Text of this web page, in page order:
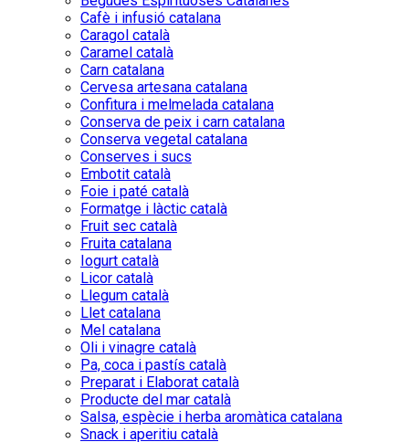
Cafè i infusió catalana
Caragol català
Caramel català
Carn catalana
Cervesa artesana catalana
Confitura i melmelada catalana
Conserva de peix i carn catalana
Conserva vegetal catalana
Conserves i sucs
Embotit català
Foie i paté català
Formatge i làctic català
Fruit sec català
Fruita catalana
Iogurt català
Licor català
Llegum català
Llet catalana
Mel catalana
Oli i vinagre català
Pa, coca i pastís català
Preparat i Elaborat català
Producte del mar català
Salsa, espècie i herba aromàtica catalana
Snack i aperitiu català